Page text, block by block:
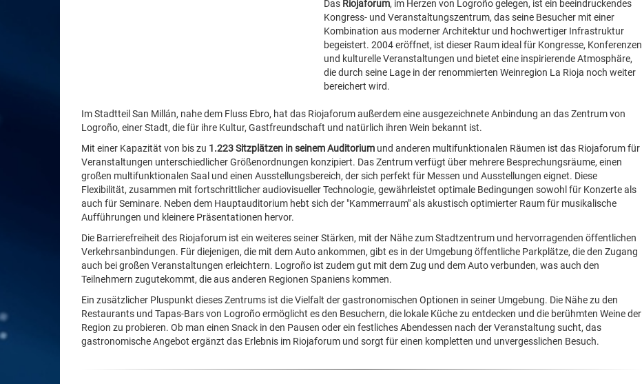
Das Riojaforum, im Herzen von Logroño gelegen, ist ein beeindruckendes
Kongress- und Veranstaltungszentrum, das seine Besucher mit einer
Kombination aus moderner Architektur und hochwertiger Infrastruktur
begeistert. 2004 eröffnet, ist dieser Raum ideal für Kongresse, Konferenzen
und kulturelle Veranstaltungen und bietet eine inspirierende Atmosphäre,
die durch seine Lage in der renommierten Weinregion La Rioja noch weiter
bereichert wird.
Im Stadtteil San Millán, nahe dem Fluss Ebro, hat das Riojaforum außerdem eine ausgezeichnete Anbindung an das Zentrum von
Logroño, einer Stadt, die für ihre Kultur, Gastfreundschaft und natürlich ihren Wein bekannt ist.
Mit einer Kapazität von bis zu 1.223 Sitzplätzen in seinem Auditorium und anderen multifunktionalen Räumen ist das Riojaforum für
Veranstaltungen unterschiedlicher Größenordnungen konzipiert. Das Zentrum verfügt über mehrere Besprechungsräume, einen
großen multifunktionalen Saal und einen Ausstellungsbereich, der sich perfekt für Messen und Ausstellungen eignet. Diese
Flexibilität, zusammen mit fortschrittlicher audiovisueller Technologie, gewährleistet optimale Bedingungen sowohl für Konzerte als
auch für Seminare. Neben dem Hauptauditorium hebt sich der "Kammerraum" als akustisch optimierter Raum für musikalische
Aufführungen und kleinere Präsentationen hervor.
Die Barrierefreiheit des Riojaforum ist ein weiteres seiner Stärken, mit der Nähe zum Stadtzentrum und hervorragenden öffentlichen
Verkehrsanbindungen. Für diejenigen, die mit dem Auto ankommen, gibt es in der Umgebung öffentliche Parkplätze, die den Zugang
auch bei großen Veranstaltungen erleichtern. Logroño ist zudem gut mit dem Zug und dem Auto verbunden, was auch den
Teilnehmern zugutekommt, die aus anderen Regionen Spaniens kommen.
Ein zusätzlicher Pluspunkt dieses Zentrums ist die Vielfalt der gastronomischen Optionen in seiner Umgebung. Die Nähe zu den
Restaurants und Tapas-Bars von Logroño ermöglicht es den Besuchern, die lokale Küche zu entdecken und die berühmten Weine der
Region zu probieren. Ob man einen Snack in den Pausen oder ein festliches Abendessen nach der Veranstaltung sucht, das
gastronomische Angebot ergänzt das Erlebnis im Riojaforum und sorgt für einen kompletten und unvergesslichen Besuch.